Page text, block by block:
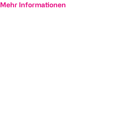
Mehr Informationen